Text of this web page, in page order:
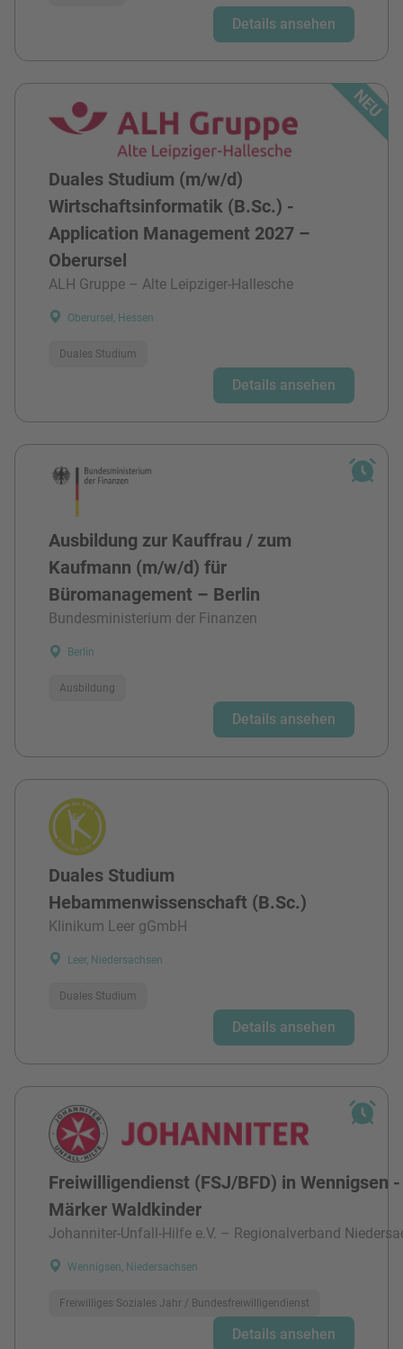
Details ansehen
Duales Studium (m/w/d)
Wirtschaftsinformatik (B.Sc.) -
Application Management 2027 –
Oberursel
ALH Gruppe – Alte Leipziger-Hallesche
Oberursel, Hessen
Duales Studium
Details ansehen
Ausbildung zur Kauffrau / zum
Kaufmann (m/w/d) für
Büromanagement – Berlin
Bundesministerium der Finanzen
Berlin
Ausbildung
Details ansehen
Duales Studium
Hebammenwissenschaft (B.Sc.)
Klinikum Leer gGmbH
Leer, Niedersachsen
Duales Studium
Details ansehen
Freiwilligendienst (FSJ/BFD) in Wennigsen
Märker Waldkinder
Johanniter-Unfall-Hilfe e.V. – Regionalverband
Wennigsen, Niedersachsen
Freiwilliges Soziales Jahr / Bundesfreiwilligendienst
Details ansehen